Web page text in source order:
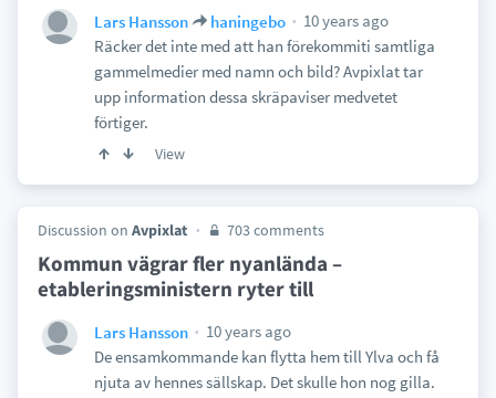
Lars Hansson haningebo
10 years ago
Räcker det inte med att han förekommiti samtliga
gammelmedier med namn och bild? Avpixlat tar
upp information dessa skräpaviser medvetet
förtiger.
View
Discussion on Avpixlat 703 comments
Kommun vägrar fler nyanlända –
etableringsministern ryter till
Lars Hansson
10 years ago
De ensamkommande kan flytta hem till Ylva och få
njuta av hennes sällskap. Det skulle hon nog gilla.